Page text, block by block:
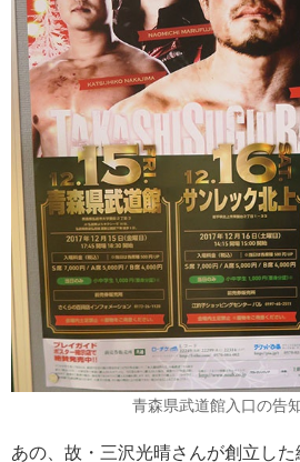
青森県武道館入口の告
あの、故・三沢光晴さんが創立した